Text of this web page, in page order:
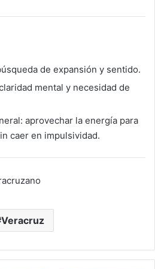
de expansión y sentido.
mental y necesidad de
aprovechar la energía para
caer en impulsividad.
Veracruz